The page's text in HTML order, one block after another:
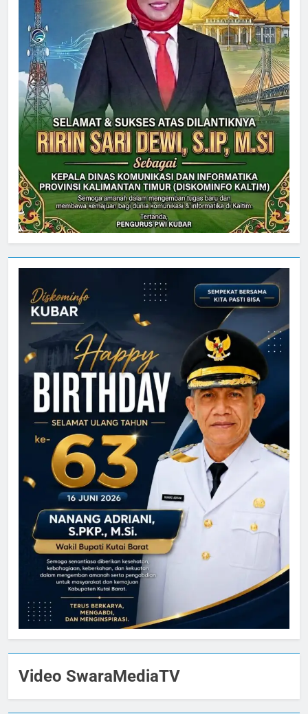
Video SwaraMediaTV